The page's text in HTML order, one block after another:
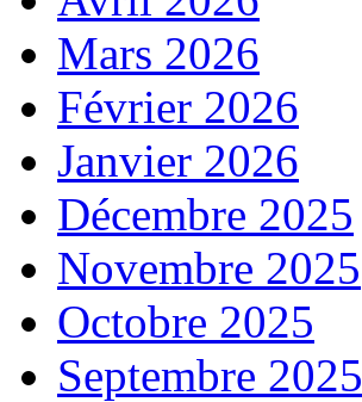
Mars 2026
Février 2026
Janvier 2026
Décembre 2025
Novembre 2025
Octobre 2025
Septembre 2025